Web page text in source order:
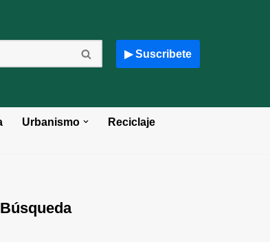
▶ Suscribete
Urbanismo
Reciclaje
Búsqueda